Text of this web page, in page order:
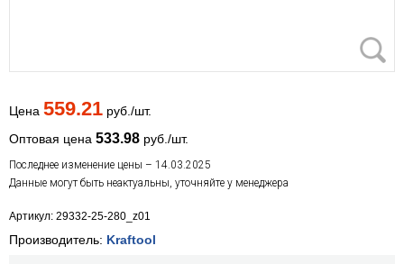
Цена 559.21 руб./шт.
Оптовая цена 533.98 руб./шт.
Последнее изменение цены – 14.03.2025
Данные могут быть неактуальны, уточняйте у менеджера
Артикул: 29332-25-280_z01
Производитель: Kraftool